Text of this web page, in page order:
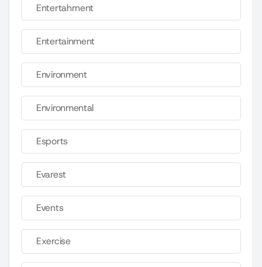
Entertahrnent
Entertainment
Environment
Environmental
Esports
Evarest
Events
Exercise